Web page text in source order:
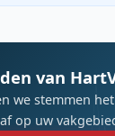
van
we stemmen
op uw